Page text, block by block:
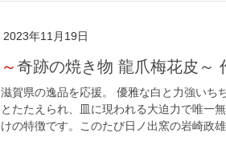
2023年11月19日
～奇跡の焼き物 龍爪梅花皮
滋賀県の逸品を応援。 優雅な白と力強いち
とたたえられ、皿に現われる大迫力で唯一
けの特徴です。このたび日ノ出窯の岩崎政